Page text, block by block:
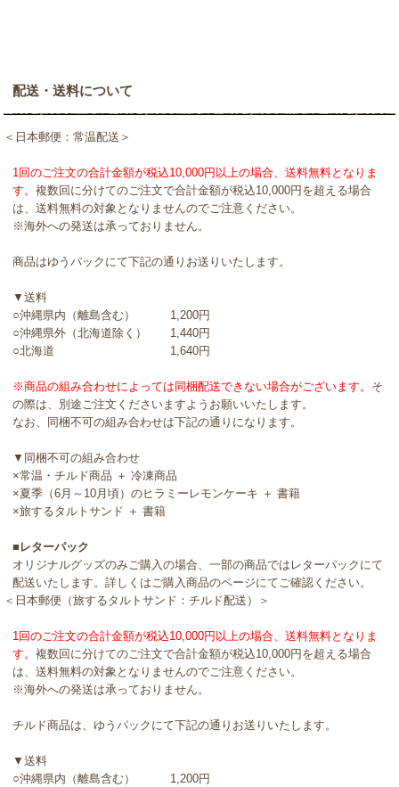
配送・送料について
＜日本郵便：常温配送＞
1回のご注文の合計金額が税込10,000円以上の場合、送料無料となりま
す。複数回に分けてのご注文で合計金額が税込10,000円を超える場合
は、送料無料の対象となりませんのでご注意ください。
※海外への発送は承っておりません。
商品はゆうパックにて下記の通りお送りいたします。
▼送料
○沖縄県内（離島含む） 1,200円
○沖縄県外（北海道除く） 1,440円
○北海道 1,640円
※商品の組み合わせによっては同梱配送できない場合がございます。 そ
の際は、別途ご注文くださいますようお願いいたします。
なお、同梱不可の組み合わせは下記の通りになります。
▼同梱不可の組み合わせ
×常温・チルド商品 ＋ 冷凍商品
×夏季（6月～10月頃）のヒラミーレモンケーキ ＋ 書籍
×旅するタルトサンド ＋ 書籍
■レターパック
オリジナルグッズのみご購入の場合、一部の商品ではレターパックにて
配送いたします。詳しくはご購入商品のページにてご確認ください。
＜日本郵便（旅するタルトサンド：チルド配送）＞
1回のご注文の合計金額が税込10,000円以上の場合、送料無料となりま
す。複数回に分けてのご注文で合計金額が税込10,000円を超える場合
は、送料無料の対象となりませんのでご注意ください。
※海外への発送は承っておりません。
チルド商品は、ゆうパックにて下記の通りお送りいたします。
▼送料
○沖縄県内（離島含む） 1,200円